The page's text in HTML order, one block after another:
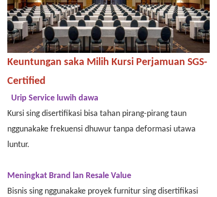
Keuntungan saka Milih Kursi Perjamuan SGS-
Certified
Urip Service luwih dawa
Kursi sing disertifikasi bisa tahan pirang-pirang taun
nggunakake frekuensi dhuwur tanpa deformasi utawa
luntur.
Meningkat Brand lan Resale Value
Bisnis sing nggunakake proyek furnitur sing disertifikasi